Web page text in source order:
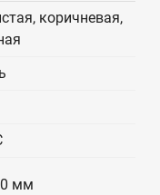
коричневая,
мм